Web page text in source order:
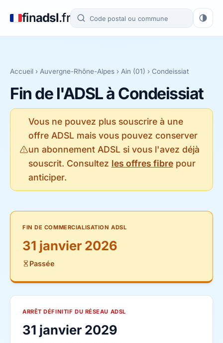
finadsl.fr
Accueil › Auvergne-Rhône-Alpes › Ain (01) › Condeissiat
Fin de l'ADSL à Condeissiat
Vous ne pouvez plus souscrire à une
offre ADSL mais vous pouvez conserver
un abonnement ADSL si vous l'avez déjà
souscrit. Consultez les offres fibrepour
anticiper.
FIN DE COMMERCIALISATION ADSL
31 janvier 2026
Passée
ARRÊT DÉFINITIF DU RÉSEAU ADSL
31 janvier 2029